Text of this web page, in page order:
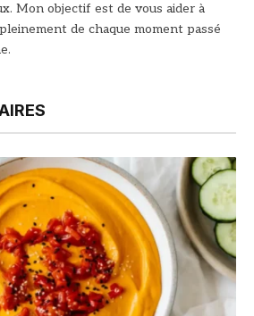
Mon objectif est de vous aider à
de chaque moment passé